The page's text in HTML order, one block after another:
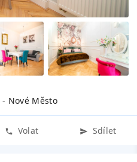
- Nové Město
Volat Sdílet